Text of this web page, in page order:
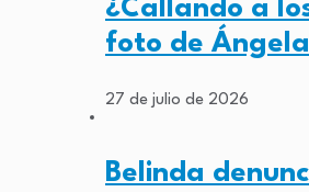
¿Callando a
foto de
27 de julio de 2026
Belinda